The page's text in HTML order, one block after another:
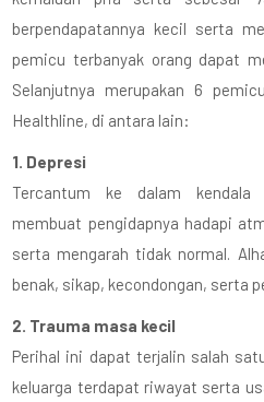
berpendapatannya kecil serta
pemicu terbanyak orang dapat
Selanjutnya merupakan 6
Healthline, di antara lain:
1. Depresi
Tercantum ke dalam kendala
membuat pengidapnya hadapi
serta mengarah tidak normal.
benak, sikap, kecondongan, serta
2. Trauma masa kecil
Perihal ini dapat terjalin salah
keluarga terdapat riwayat serta